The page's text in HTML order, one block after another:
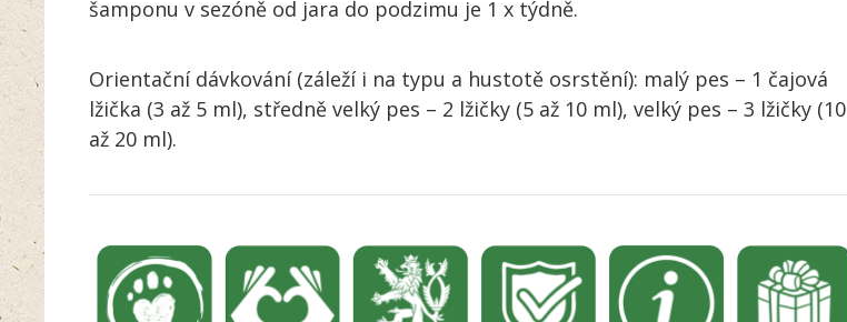
šamponu v sezóně od jara do podzimu je 1 x týdně.
Orientační dávkování (záleží i na typu a hustotě osrstění): malý pes – 1 čajová
lžička (3 až 5 ml), středně velký pes – 2 lžičky (5 až 10 ml), velký pes – 3 lžičky (10
až 20 ml).